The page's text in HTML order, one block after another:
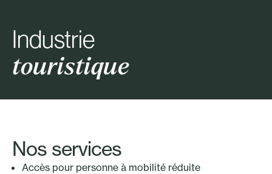
Industrie
touristique
Nos services
Accès pour personne à mobilité réduite